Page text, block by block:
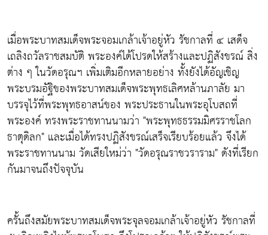
เมื่อพระบาทสมเด็จพระจอมเกล้าเจ้าอยู่หัว รัชกาลที่ ๔ เสด็จ
เถลิงถวัลราชสมบัติ พระองค์ได้โปรดให้สร้างและปฏิสังขรณ์ สิ่ง
ต่าง ๆ ในวัดอรุณฯ เพิ่มเติมอีกหลายอย่าง ทั้งยังได้อัญเชิญ
พระบรมอัฐิของพระบาทสมเด็จพระพุทธเลิศหล้านภาลัย มา
บรรจุไว้ที่พระพุทธอาสน์ของ พระประธานในพระอุโบสถที่
พระองค์ ทรงพระราชทานนามว่า "พระพุทธธรรมมิศรราชโลก
ธาตุดิลก" และเมื่อได้ทรงปฏิสังขรณ์เสร็จเรียบร้อยแล้ว จึงได้
พระราชทานนาม วัดเสียใหม่ว่า "วัดอรุณราชวราราม" ดังที่เรียก
กันมาจนถึงปัจจุบัน
ครั้นถึงสมัยพระบาทสมเด็จพระจุลจอมเกล้าเจ้าอยู่หัว รัชกาลที่